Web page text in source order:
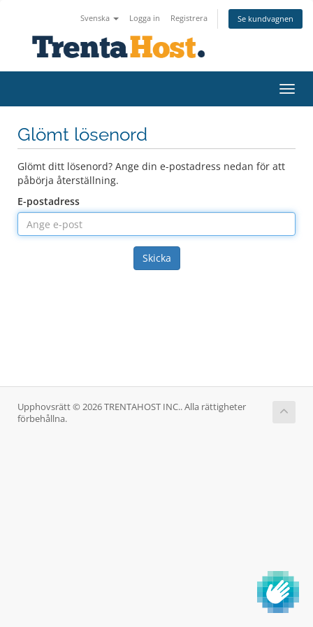
Svenska Logga in Registrera Se kundvagnen
Glömt lösenord
Glömt ditt lösenord? Ange din e-postadress nedan för att
påbörja återställning.
E-postadress
Skicka
Upphovsrätt © 2026 TRENTAHOST INC.. Alla rättigheter
förbehållna.